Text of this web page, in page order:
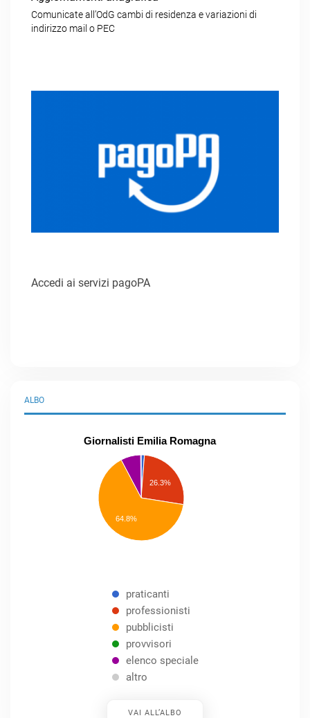
Comunicate all’OdG cambi di residenza e variazioni di
indirizzo mail o PEC
Accedi ai servizi pagoPA
ALBO
Giornalisti Emilia Romagna
26.3%
64.8%
praticanti
professionisti
pubblicisti
provvisori
elenco speciale
altro
VAI ALL’ALBO